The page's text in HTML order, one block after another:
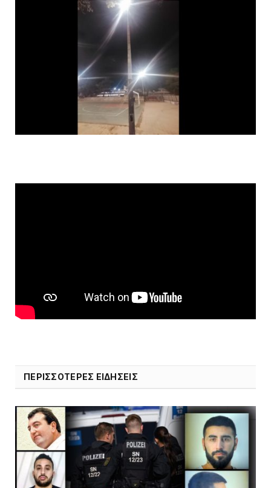
ΠΕΡΙΣΣΟΤΕΡΕΣ ΕΙΔΗΣΕΙΣ